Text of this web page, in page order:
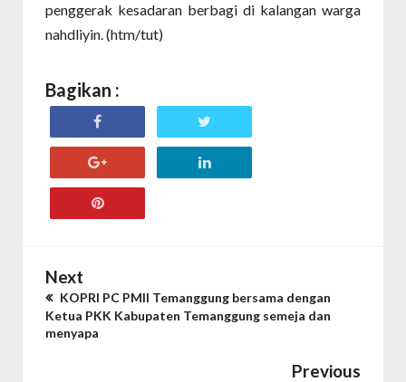
penggerak kesadaran berbagi di kalangan warga
nahdliyin. (htm/tut)
Bagikan :
Next
KOPRI PC PMII Temanggung bersama dengan
Ketua PKK Kabupaten Temanggung semeja dan
menyapa
Previous